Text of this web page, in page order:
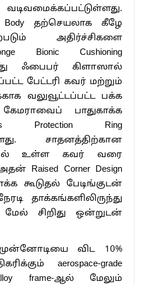
Body தற்செயலாக கீழே
அதிர்ச்சிகளை
Bionic Cushioning
ஃபைபர் கிளாஸால்
பேட்டரி கவர் மற்றும்
வலுவூட்டப்பட்ட பக்க
பாதுகாக்க
Protection Ring
சாதனத்திற்கான
உள்ள கவர் வரை
Raised Corner Design
கூடுதல் பேடிங்குடன்
தாக்கங்களிலிருந்து
மேல் சிறிது ஒன்றுடன்
விட 10%
aerospace-grade
frame-ஆல் மேலும்